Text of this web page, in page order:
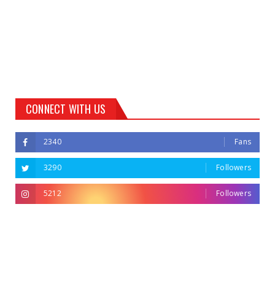
CONNECT WITH US
2340 Fans
3290 Followers
5212 Followers